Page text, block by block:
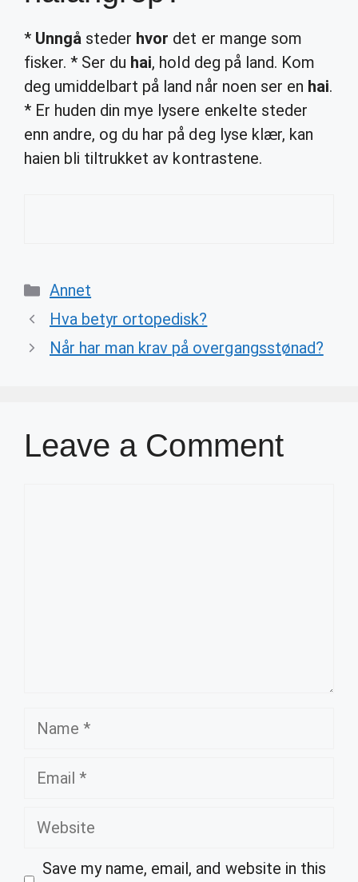
* Unngå steder hvor det er mange som
fisker. * Ser du hai, hold deg på land. Kom
deg umiddelbart på land når noen ser en hai.
* Er huden din mye lysere enkelte steder
enn andre, og du har på deg lyse klær, kan
haien bli tiltrukket av kontrastene.
Categories
Annet
Hva betyr ortopedisk?
Når har man krav på overgangsstønad?
Leave a Comment
Name
Email
Website
Save my name, email, and website in this